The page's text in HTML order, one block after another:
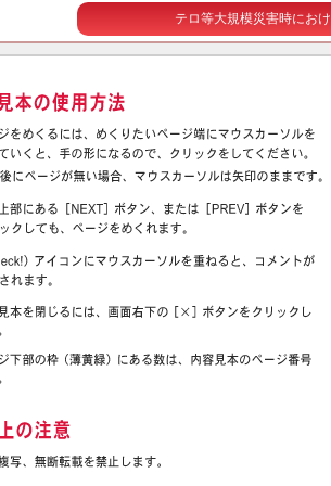
テロ等大規模災害時にお